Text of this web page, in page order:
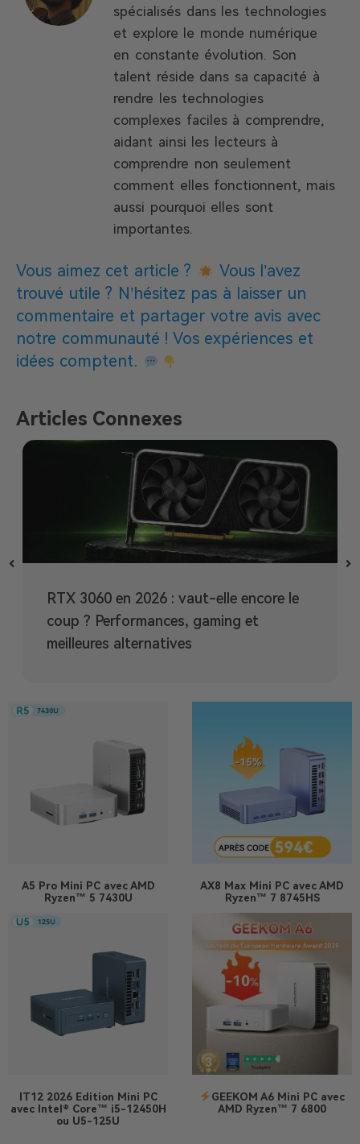
spécialisés dans les technologies
et explore le monde numérique
en constante évolution. Son
talent réside dans sa capacité à
rendre les technologies
complexes faciles à comprendre,
aidant ainsi les lecteurs à
comprendre non seulement
comment elles fonctionnent, mais
aussi pourquoi elles sont
importantes.
Vous aimez cet article ?
Vous l’avez
trouvé utile ? N’hésitez pas à laisser un
commentaire et partager votre avis avec
notre communauté ! Vos expériences et
idées comptent.
Articles Connexes
RTX 3060 en 2026 : vaut-elle encore le
coup ? Performances, gaming et
meilleures alternatives
A5 ProMini PC avec AMD
Ryzen™ 5 7430U
AX8 Max Mini PC avec AMD
Ryzen™ 7 8745HS
IT12 2026 Edition Mini PC
avec Intel® Core™ i5-12450H
ou U5-125U
GEEKOM A6 Mini PC avec
AMD Ryzen™ 7 6800